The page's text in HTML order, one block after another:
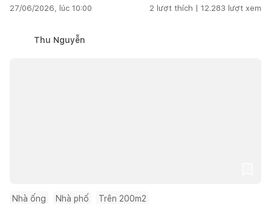
27/06/2026, lúc 10:00 2 lượt thích | 12.283 lượt xem
Thu Nguyễn
Nhà ống Nhà phố Trên 200m2